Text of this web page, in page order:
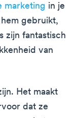
marketing in je
gebruikt,
zijn fantastisch
van
Het maakt
dat ze